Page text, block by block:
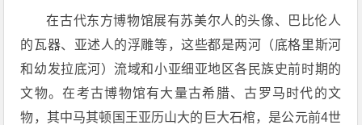
在古代东方博物馆展有苏美尔人的头像、巴比伦人
的瓦器、亚述人的浮雕等，这些都是两河（底格里斯河
和幼发拉底河）流域和小亚细亚地区各民族史前时期的
文物。在考古博物馆有大量古希腊、古罗马时代的文
物，其中马其顿国王亚历山大的巨大石棺，是公元前4世